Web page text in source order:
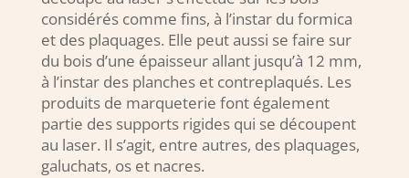
considérés comme fins, à l’instar du formica
et des plaquages. Elle peut aussi se faire sur
du bois d’une épaisseur allant jusqu’à 12 mm,
à l’instar des planches et contreplaqués. Les
produits de marqueterie font également
partie des supports rigides qui se découpent
au laser. Il s’agit, entre autres, des plaquages,
galuchats, os et nacres.